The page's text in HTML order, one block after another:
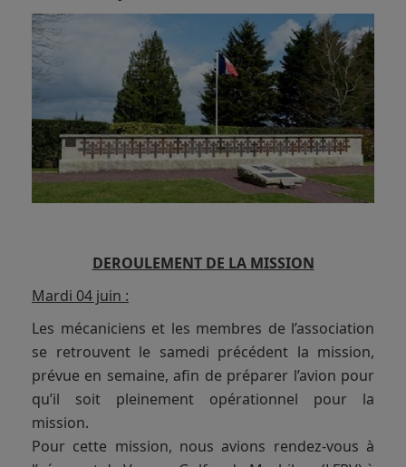
DEROULEMENT DE LA MISSION
Mardi 04 juin :
Les mécaniciens et les membres de l’association
se retrouvent le samedi précédent la mission,
prévue en semaine, afin de préparer l’avion pour
qu’il soit pleinement opérationnel pour la
mission.
Pour cette mission, nous avions rendez-vous à